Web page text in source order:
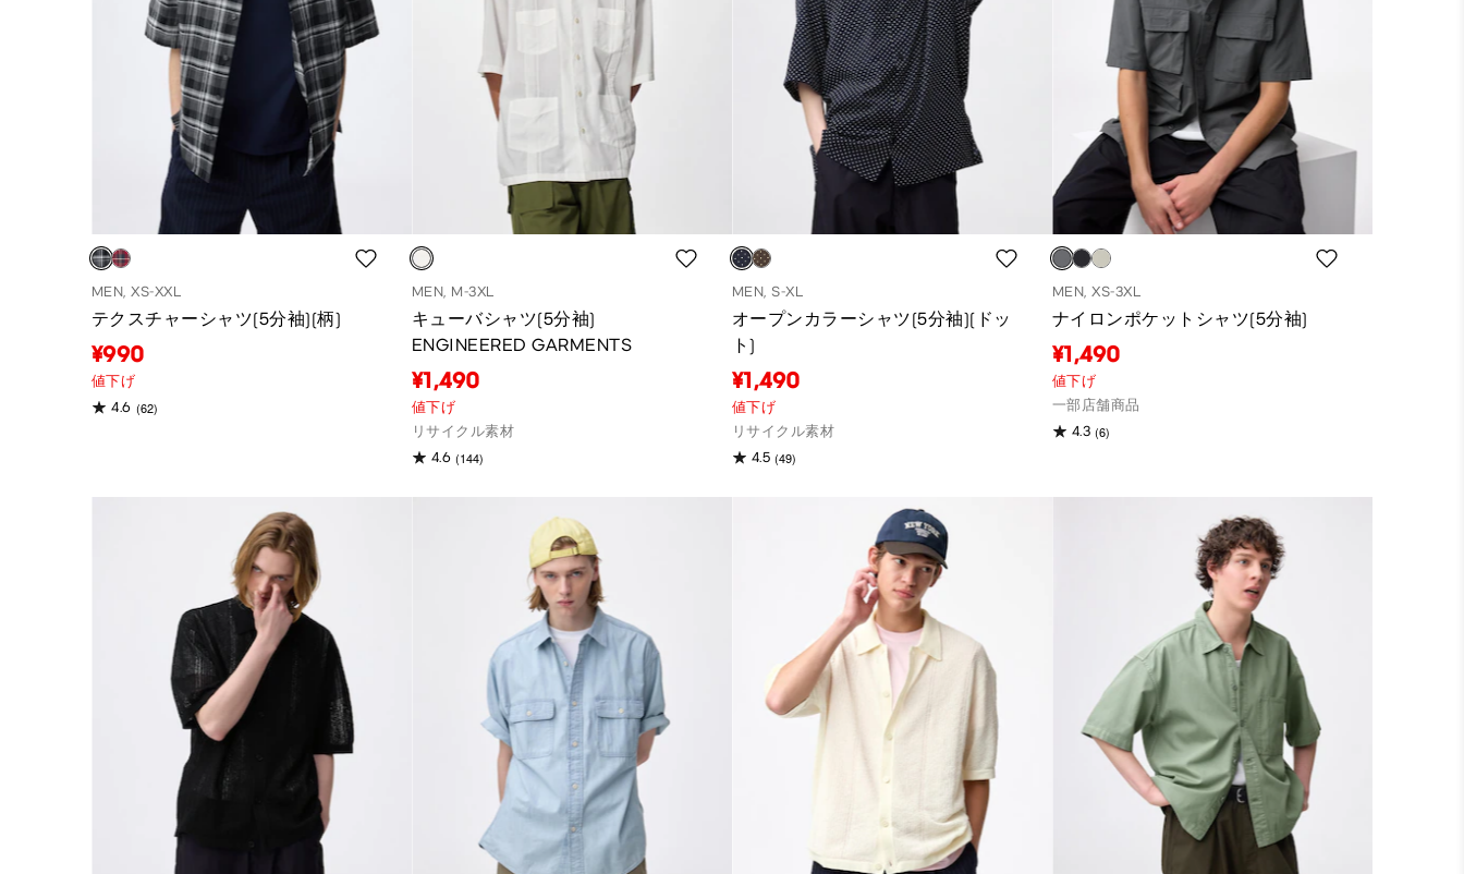
MEN, XS-XXL
テクスチャーシャツ(5分袖)(柄)
¥990
値下げ
4.6 (62)
MEN, M-3XL
キューバシャツ(5分袖)
ENGINEERED GARMENTS
¥1,490
値下げ
リサイクル素材
4.6 (144)
MEN, S-XL
オープンカラーシャツ(5分袖)(ドッ
ト)
¥1,490
値下げ
リサイクル素材
4.5 (49)
MEN, XS-3XL
ナイロンポケットシャツ(5分袖)
¥1,490
値下げ
一部店舗商品
4.3 (6)